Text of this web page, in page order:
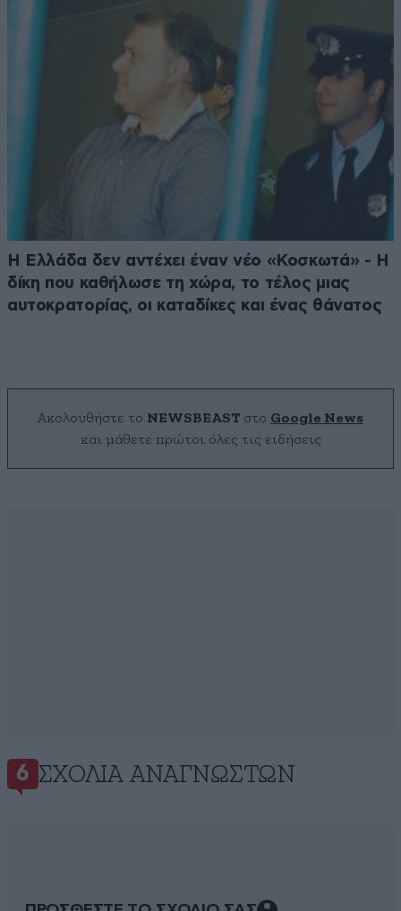
Η Ελλάδα δεν αντέχει έναν νέο «Κοσκωτά» - Η
δίκη που καθήλωσε τη χώρα, το τέλος μιας
αυτοκρατορίας, οι καταδίκες και ένας θάνατος
Ακολουθήστε το NEWSBEAST στο Google News
και μάθετε πρώτοι όλες τις ειδήσεις
6 ΣΧΌΛΙΑ ΑΝΑΓΝΩΣΤΏΝ